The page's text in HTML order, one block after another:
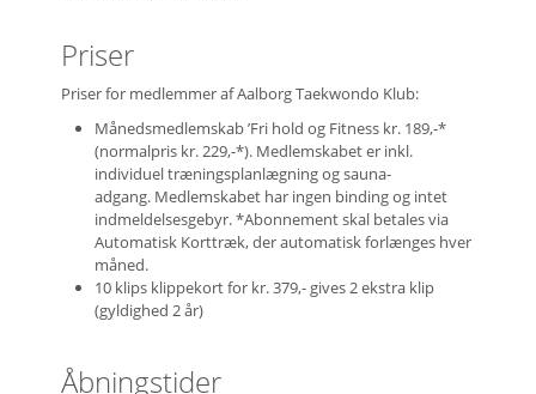
Priser
Priser for medlemmer af Aalborg Taekwondo Klub:
Månedsmedlemskab ’Fri hold og Fitness kr. 189,-*
(normalpris kr. 229,-*). Medlemskabet er inkl.
individuel træningsplanlægning og sauna-
adgang. Medlemskabet har ingen binding og intet
indmeldelsesgebyr. *Abonnement skal betales via
Automatisk Korttræk, der automatisk forlænges hver
måned.
10 klips klippekort for kr. 379,- gives 2 ekstra klip
(gyldighed 2 år)
Åbningstider